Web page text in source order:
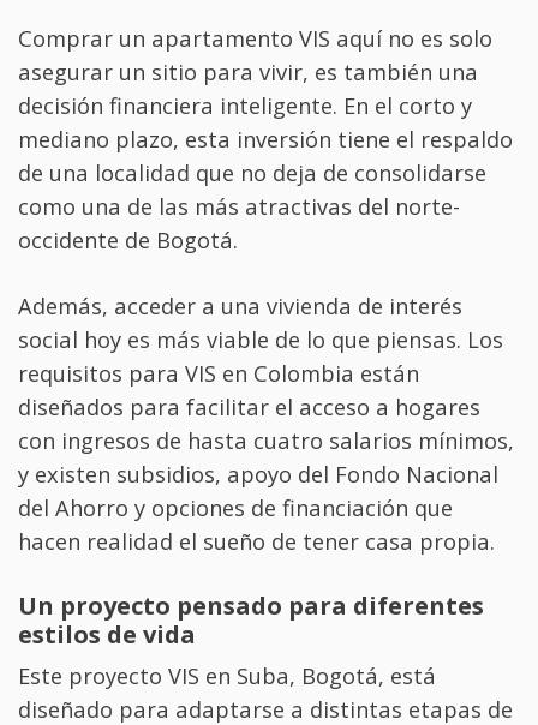
Comprar un apartamento VIS aquí no es solo
asegurar un sitio para vivir, es también una
decisión financiera inteligente. En el corto y
mediano plazo, esta inversión tiene el respaldo
de una localidad que no deja de consolidarse
como una de las más atractivas del norte-
occidente de Bogotá.
Además, acceder a una vivienda de interés
social hoy es más viable de lo que piensas. Los
requisitos para VIS en Colombia están
diseñados para facilitar el acceso a hogares
con ingresos de hasta cuatro salarios mínimos,
y existen subsidios, apoyo del Fondo Nacional
del Ahorro y opciones de financiación que
hacen realidad el sueño de tener casa propia.
Un proyecto pensado para diferentes
estilos de vida
Este proyecto VIS en Suba, Bogotá, está
diseñado para adaptarse a distintas etapas de